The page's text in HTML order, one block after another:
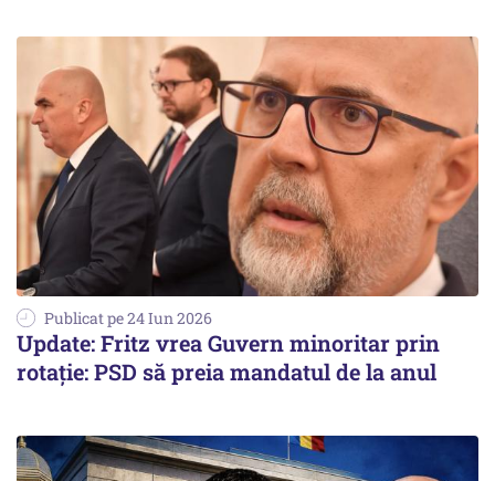
Publicat pe 24 Iun 2026
Update: Fritz vrea Guvern minoritar prin
rotație: PSD să preia mandatul de la anul